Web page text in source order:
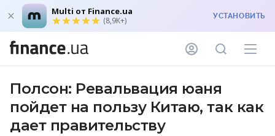
Multi от Finance.ua
(8,9K+) УСТАНОВИТЬ
Полсон: Ревальвация юаня
пойдет на пользу Китаю, так как
дает правительству